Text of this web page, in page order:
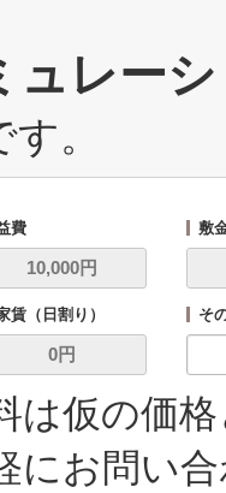
ュレー
。
費 敷
賃（日割り） そ
は仮の価
にお問い